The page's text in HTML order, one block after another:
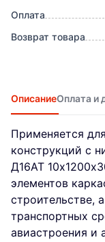
Оплата
Возврат товара
ОписаниеОплата и
Применяется
конструкций с
Д16АТ
элементов
строительстве,
транспортных
авиастроения и